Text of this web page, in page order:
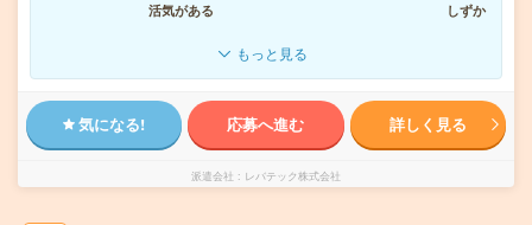
活気がある
しずか
もっと見る
気になる! 応募へ進む 詳しく見る
派遣会社 レバテック株式会社